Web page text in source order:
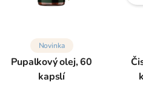
Novinka
Pupalkový olej, 60
kapslí